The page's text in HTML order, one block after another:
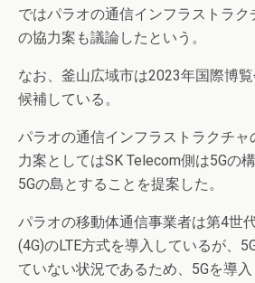
ではパラオの通信インフラストラ
の協力案も議論したという。
なお、釜山広域市は2023年国際博
候補している。
パラオの通信インフラストラクチャ
力案としてはSK Telecom側は5Gの
5Gの島とすることを提案した。
パラオの移動体通信事業者は第4世
(4G)のLTE方式を導入しているが、
ていない状況であるため、5Gを導